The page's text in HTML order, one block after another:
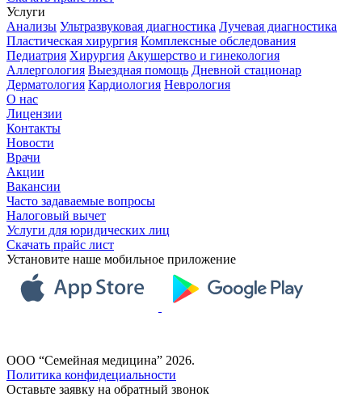
Услуги
Анализы Ультразвуковая диагностика Лучевая диагностика
Пластическая хирургия Комплексные обследования
Педиатрия Хирургия Акушерство и гинекология
Аллергология Выездная помощь Дневной стационар
Дерматология Кардиология Неврология
О нас
Лицензии
Контакты
Новости
Врачи
Акции
Вакансии
Часто задаваемые вопросы
Налоговый вычет
Услуги для юридических лиц
Скачать прайс лист
Установите наше мобильное приложение
ООО “Семейная медицина” 2026.
Политика конфидециальности
Оставьте заявку на обратный звонок